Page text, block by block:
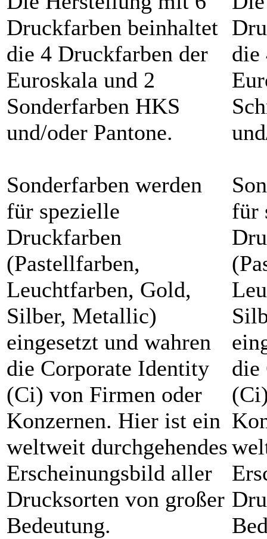
Druckfarben beinhaltet
die 4 Druckfarben der
Euroskala und 2
Sonderfarben HKS
und/oder Pantone.
Sonderfarben werden
für spezielle
Druckfarben
(Pastellfarben,
Leuchtfarben, Gold,
Silber, Metallic)
eingesetzt und wahren
die Corporate Identity
(Ci) von Firmen oder
Konzernen. Hier ist ein
weltweit durchgehendes
Erscheinungsbild aller
Drucksorten von großer
Bedeutung.
die
für
die